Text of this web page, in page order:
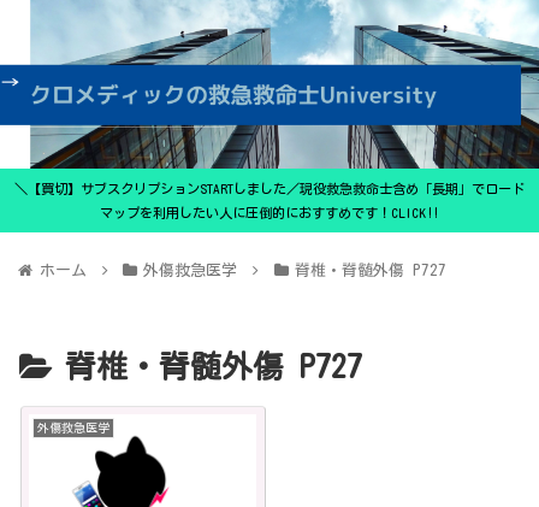
＼【買切】サブスクリプションSTARTしました／現役救急救命士含め「長期」でロード
マップを利用したい人に圧倒的におすすめです！CLICK‼
ホーム 外傷救急医学 脊椎・脊髄外傷 P727
脊椎・脊髄外傷 P727
外傷救急医学